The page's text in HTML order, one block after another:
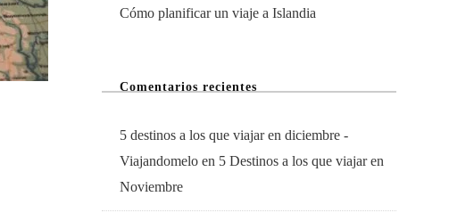
Cómo planificar un viaje a Islandia
Comentarios recientes
5 destinos a los que viajar en diciembre -
Viajandomelo en 5 Destinos a los que viajar en
Noviembre